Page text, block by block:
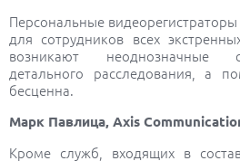
Персональные
для сотрудников всех
возникают неоднозначные
детального расследования, а
бесценна.
Марк Павлица, Axis
Крoме служб, вхoдящих в